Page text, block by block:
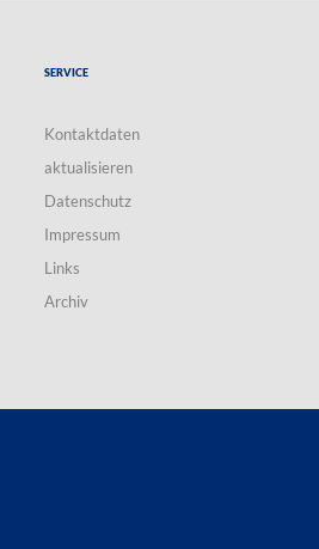
Service
Kontaktdaten
aktualisieren
Datenschutz
Impressum
Links
Archiv